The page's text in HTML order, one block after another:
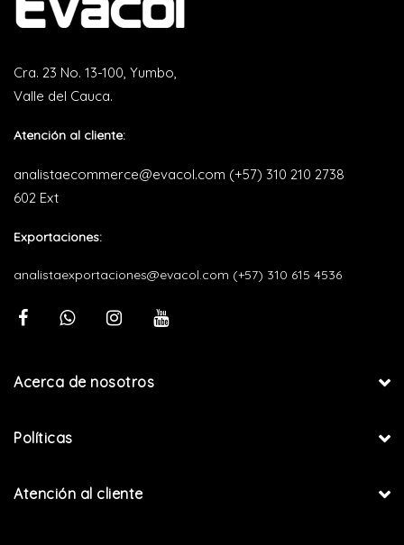
Cra. 23 No. 13-100, Yumbo,
Valle del Cauca.
Atención al cliente:
analistaecommerce@evacol.com (+57) 310 210 2738
602 Ext
Exportaciones:
analistaexportaciones@evacol.com (+57) 310 615 4536
Acerca de nosotros
Políticas
Atención al cliente